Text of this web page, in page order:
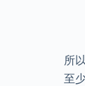
所
至